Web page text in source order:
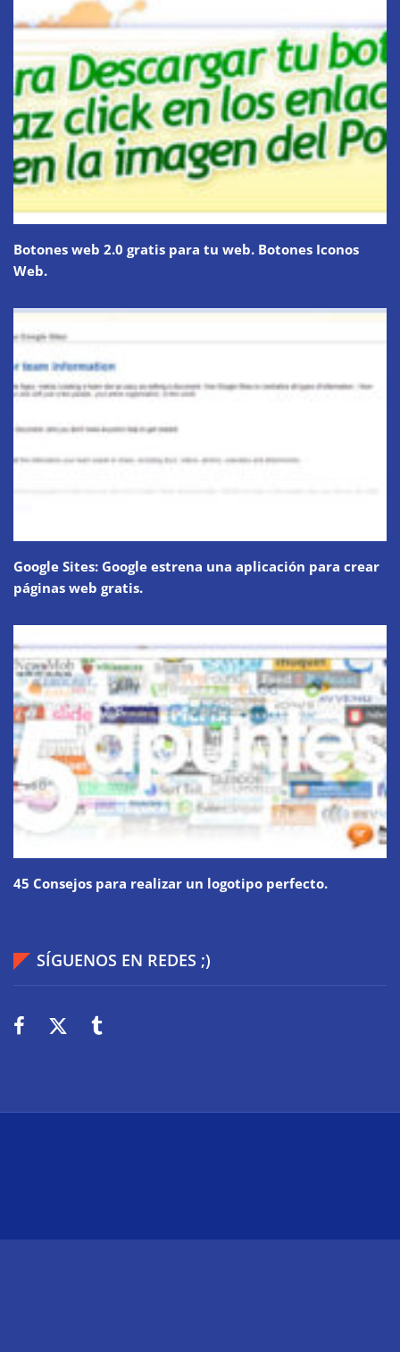
Botones web 2.0 gratis para tu web. Botones Iconos
Web.
Google Sites: Google estrena una aplicación para crear
páginas web gratis.
45 Consejos para realizar un logotipo perfecto.
SÍGUENOS EN REDES ;)